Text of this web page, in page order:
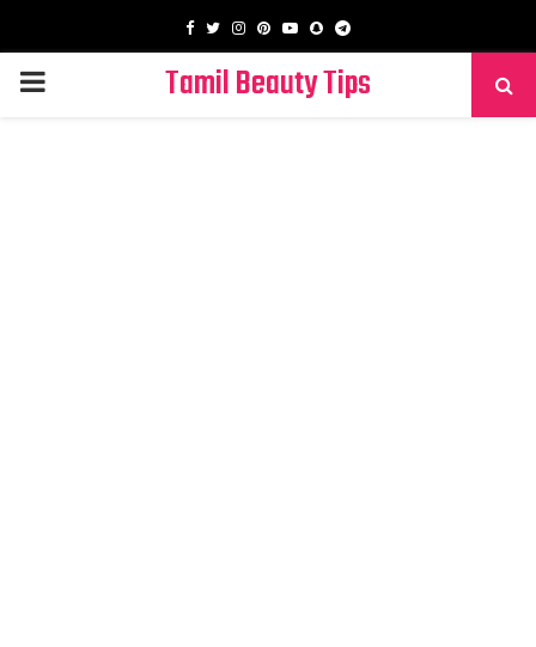
Facebook
TwitterInstagram
PinterestYoutube
SnapchatTelegram
PRIMARY
Tamil Beauty Tips